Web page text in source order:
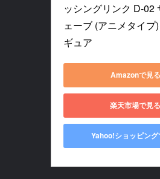
ッシングリンク D-02
ェーブ (アニメタイプ
ギュア
Amazonで見る
楽天市場で見る
Yahoo!ショッピング